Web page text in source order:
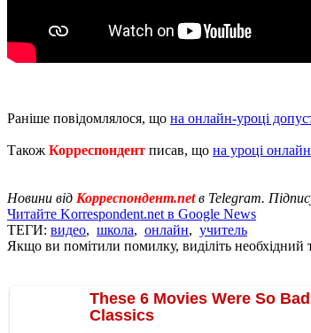
Раніше повідомлялося, що на онлайн-уроці
Також Корреспондент писав, що на уроці
Новини від Корреспондент.netв Telegram.
Читайте Korrespondent.net в Google News
ТЕГИ: видео, школа, онлайн, учитель
Якщо ви помітили помилку, виділіть необхідний